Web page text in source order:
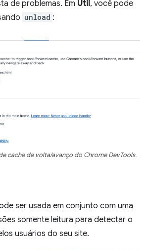
de problemas. Em Útil, você pode
unload :
cache de volta/avanço do Chrome DevTools.
ser usada em conjunto com uma
somente leitura para detectar o
usuários do seu site.